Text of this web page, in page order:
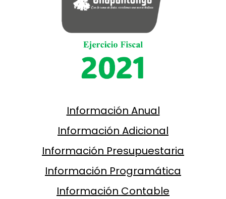
Información Anual
Información Adicional
Información Presupuestaria
Información Programática
Información Contable